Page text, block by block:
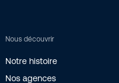
Nous découvrir
Notre histoire
Nos agences